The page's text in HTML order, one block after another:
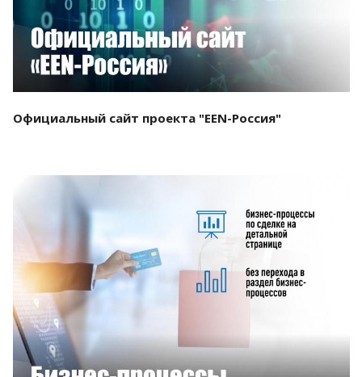
Официальный сайт проекта "EEN-Россия"